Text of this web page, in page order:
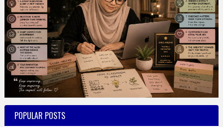
POPULAR POSTS